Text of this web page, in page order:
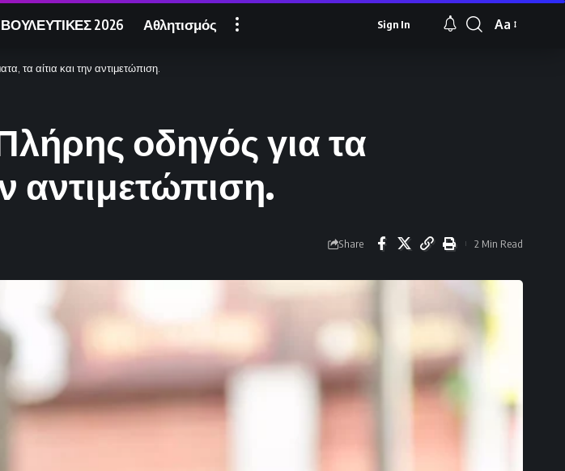
ΒΟΥΛΕΥΤΙΚΕΣ 2026 Αθλητισμός Sign In
Font
Aa
τα αίτια και την αντιμετώπιση.
οδηγός για τα
αντιμετώπιση.
Share 2 Min Read